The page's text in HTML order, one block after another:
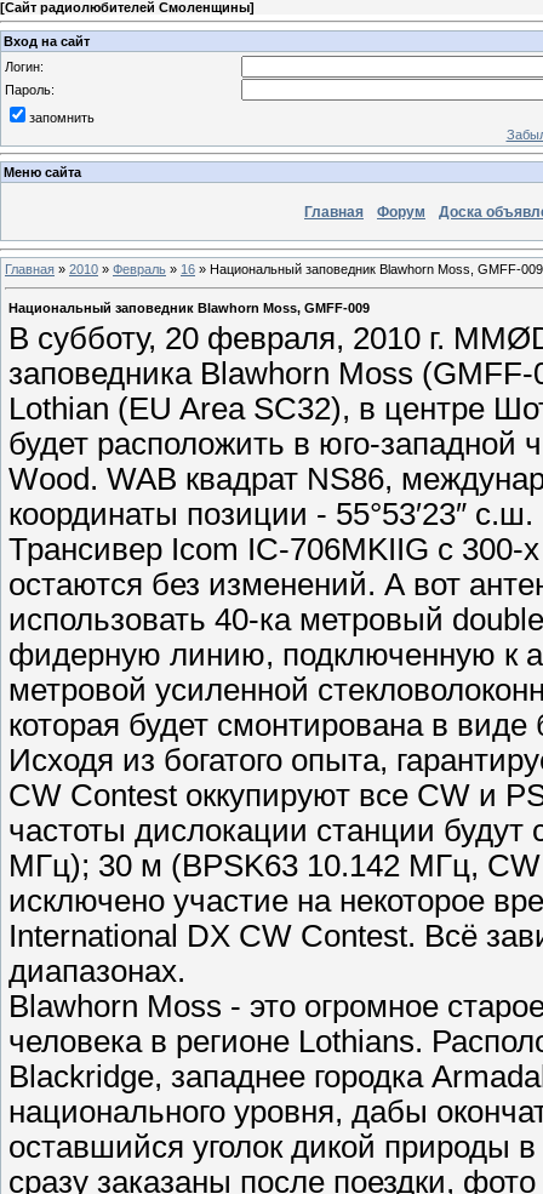
[Сайт радиолюбителей Смоленщины]
Вход на сайт
Логин:
Пароль:
запомнить
Меню сайта
Главная Форум Доска
Главная » 2010 » Февраль » 16 » Национальный заповедник Blawhorn Moss, GMFF-009
Национальный заповедник Blawhorn Moss, GMFF-009
В субботу, 20 февраля, 2010 г.
заповедника Blawhorn Moss
Lothian (EU Area SC32), в центре
будет расположить в юго-западной
Wood. WAB квадрат NS86,
координаты позиции - 55°53′23″ с.ш.
Трансивер Icom IC-706MKIIG с
остаются без изменений. А вот
использовать 40-ка метровый
фидерную линию, подключенную к
метровой усиленной
которая будет смонтирована в виде
Исходя из богатого опыта,
CW Contest оккупируют все CW и
частоты дислокации станции
МГц); 30 м (BPSK63 10.142 МГц,
исключено участие на некоторое
International DX CW Contest. Всё
диапазонах.
Blawhorn Moss - это огромное
человека в регионе Lothians.
Blackridge, западнее городка
национального уровня, дабы
оставшийся уголок дикой природы
сразу заказаны после поездки,